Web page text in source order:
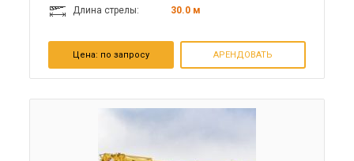
Длина стрелы: 30.0 м
Цена: по запросу АРЕНДОВАТЬ